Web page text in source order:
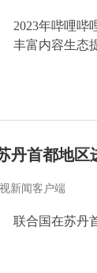
2023年哔哩哔
丰富内容生态
丹首都地区
新闻客户端
联合国在苏丹